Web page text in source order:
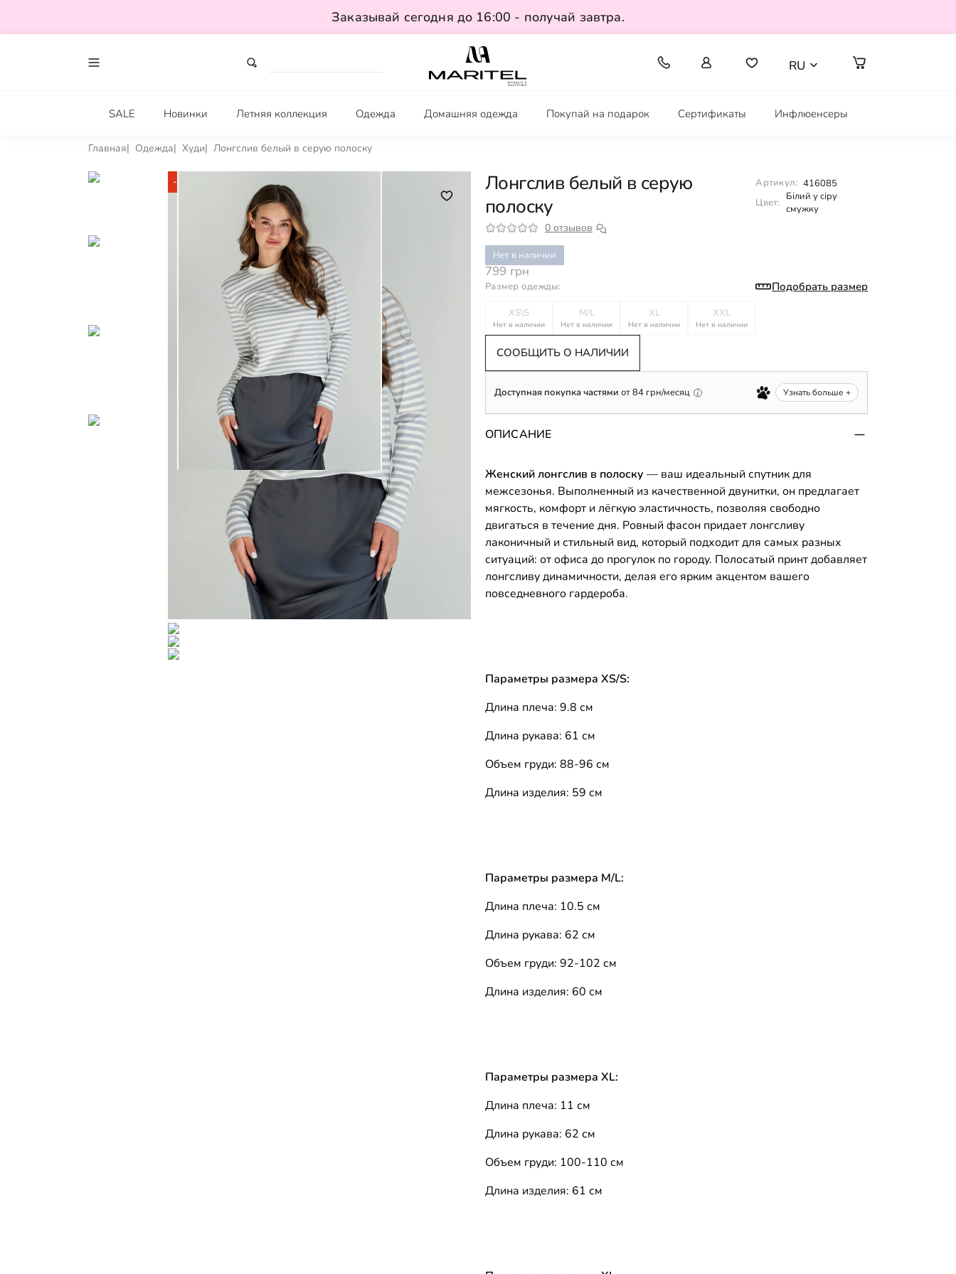
Заказывай сегодня до 16:00 - получай завтра.
RU
SALE Новинки Летняя коллекция Одежда Домашняя одежда Покупай на подарок Сертификаты Инфлюенсеры
Главная Одежда Худи Лонгслив белый в серую полоску
-38%
Лонгслив белый в серую
полоску
0 отзывов
Артикул: 416085
Цвет: Білий у сіру
смужку
Нет в наличии
Размер одежды: Подобрать размер
XS\S
Нет в наличии
M/L
Нет в наличии
XL
Нет в наличии
XXL
Нет в наличии
799 грн
СООБЩИТЬ О НАЛИЧИИ
Доступная покупка частями от84 грн/месяц Узнать больше +
ОПИСАНИЕ
Женский лонгслив в полоску — ваш идеальный спутник для
межсезонья. Выполненный из качественной двунитки, он предлагает
мягкость, комфорт и лёгкую эластичность, позволяя свободно
двигаться в течение дня. Ровный фасон придает лонгсливу
лаконичный и стильный вид, который подходит для самых разных
ситуаций: от офиса до прогулок по городу. Полосатый принт добавляет
лонгсливу динамичности, делая его ярким акцентом вашего
повседневного гардероба.
Параметры размера XS/S:
Длина плеча: 9.8 см
Длина рукава: 61 см
Объем груди: 88-96 см
Длина изделия: 59 см
Параметры размера M/L:
Длина плеча: 10.5 см
Длина рукава: 62 см
Объем груди: 92-102 см
Длина изделия: 60 см
Параметры размера XL:
Длина плеча: 11 см
Длина рукава: 62 см
Объем груди: 100-110 см
Длина изделия: 61 см